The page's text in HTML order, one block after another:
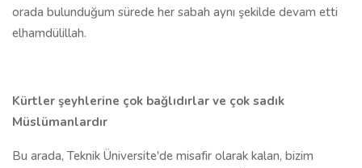
orada bulunduğum sürede her sabah aynı şekilde devam etti
elhamdülillah.
Kürtler şeyhlerine çok bağlıdırlar ve çok sadık
Müslümanlardır
Bu arada, Teknik Üniversite'de misafir olarak kalan, bizim